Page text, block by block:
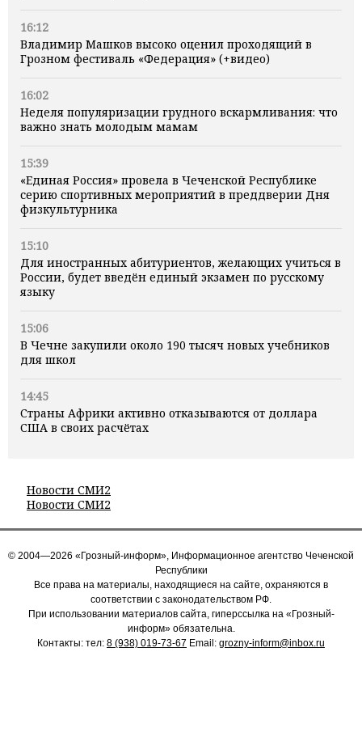
16:12
Владимир Машков высоко оценил проходящий в
Грозном фестиваль «Федерация» (+видео)
16:02
Неделя популяризации грудного вскармливания: что
важно знать молодым мамам
15:39
«Единая Россия» провела в Чеченской Республике
серию спортивных мероприятий в преддверии Дня
физкультурника
15:10
Для иностранных абитуриентов, желающих учиться в
России, будет введён единый экзамен по русскому
языку
15:06
В Чечне закупили около 190 тысяч новых учебников
для школ
14:45
Страны Африки активно отказываются от доллара
США в своих расчётах
Новости СМИ2
Новости СМИ2
© 2004—2026 «Грозный-информ», Информационное агентство Чеченской
Республики
Все права на материалы, находящиеся на сайте, охраняются в
соответствии с законодательством РФ.
При использовании материалов сайта, гиперссылка на «Грозный-
информ» обязательна.
Контакты: тел: 8 (938) 019-73-67 Email: grozny-inform@inbox.ru